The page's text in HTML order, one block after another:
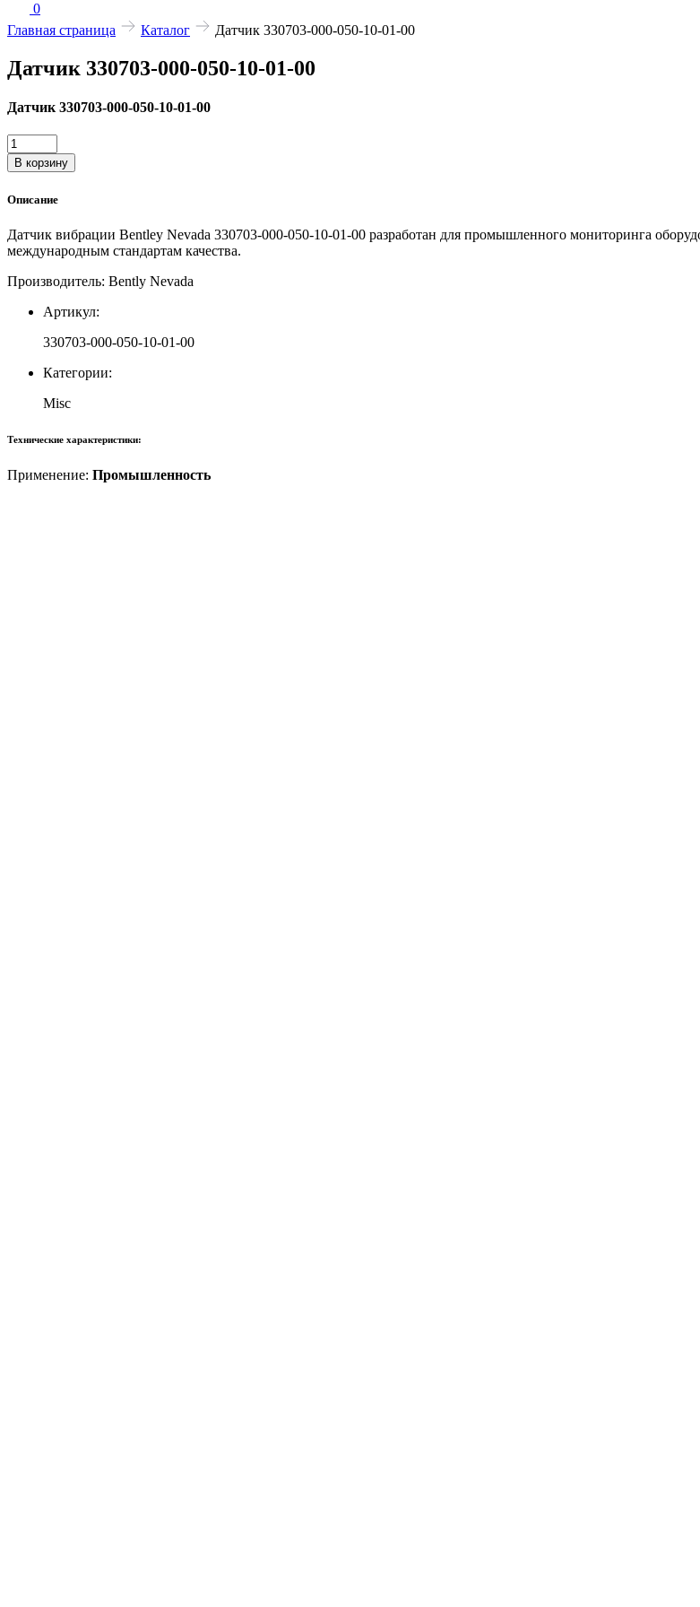
0
Главная страница
Каталог Датчик 330703-000-050-10-01-00
Датчик 330703-000-050-10-01-00
Датчик 330703-000-050-10-01-00
Количество
товара
Датчик
000-
10-
01-
В корзину
Описание
Датчик вибрации Bentley Nevada 330703-000-050-10-01-00 разработан для промышленного мониторинга
международным стандартам качества.
Производитель: Bently Nevada
Артикул:
330703-000-050-10-01-00
Категории:
Misc
Технические характеристики:
Применение: Промышленность